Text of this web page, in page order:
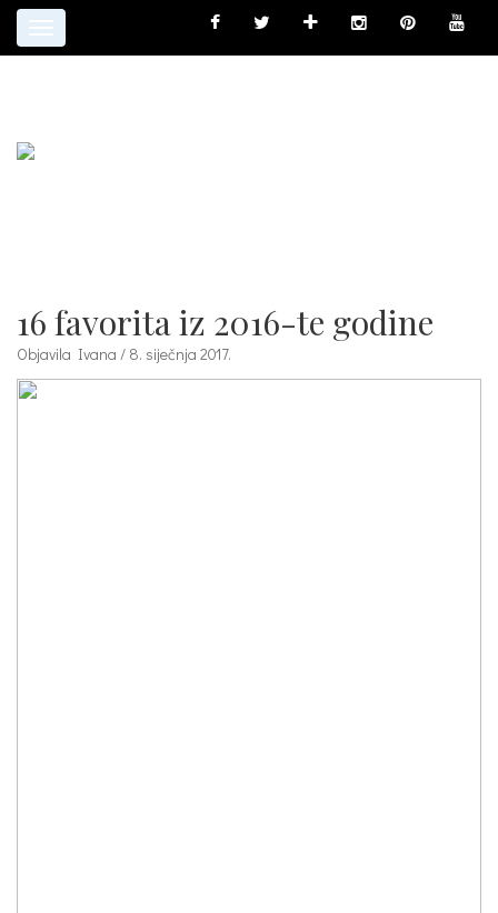
Toggle
16 favorita iz 2016-te godine
Objavila Ivana / 8. siječnja 2017.